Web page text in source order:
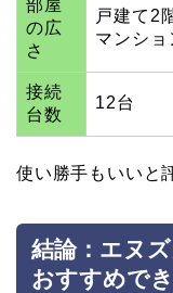
部屋
の広
さ
戸建て2
マンシ
接続
台数
12台
使い勝手もいいと
結論：エヌ
おすすめで